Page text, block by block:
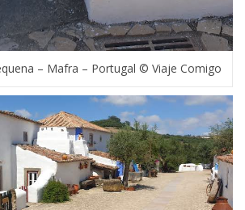
– Mafra – Portugal © Viaje Comigo